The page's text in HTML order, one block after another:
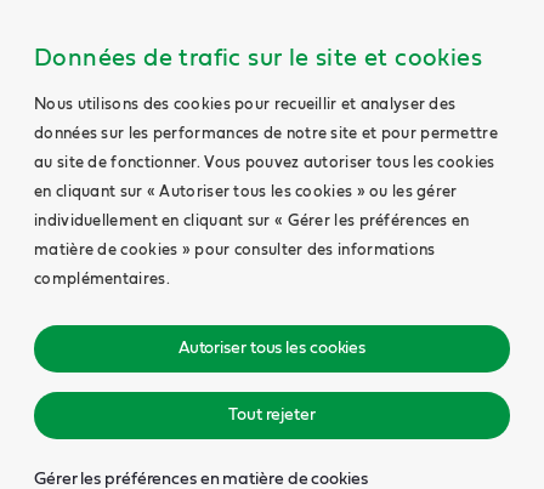
Données de trafic sur le site et cookies
Nous utilisons des cookies pour recueillir et analyser des
données sur les performances de notre site et pour permettre
au site de fonctionner. Vous pouvez autoriser tous les cookies
en cliquant sur « Autoriser tous les cookies » ou les gérer
individuellement en cliquant sur « Gérer les préférences en
matière de cookies » pour consulter des informations
complémentaires.
Autoriser tous les cookies
Tout rejeter
Gérer les préférences en matière de cookies